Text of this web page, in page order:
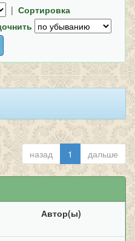
| Сортировка
назад 1 дальше
Автор(ы)